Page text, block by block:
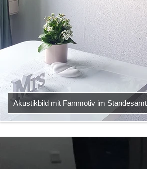
Akustikbild mit Farnmotiv im Standesamt